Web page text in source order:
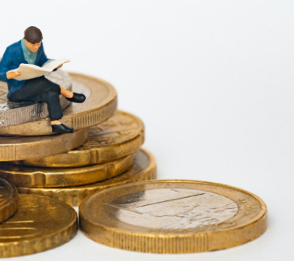
ベトナム業界地図